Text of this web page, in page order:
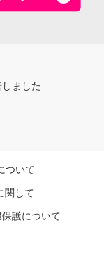
ました
ついて
関して
護について